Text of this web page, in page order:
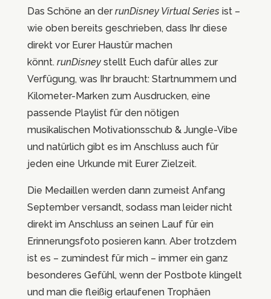
Das Schöne an derrunDisney Virtual Seriesist –
wie oben bereits geschrieben, dass Ihr diese
direkt vor Eurer Haustür machen
könnt. runDisneystellt Euch dafür alles zur
Verfügung, was Ihr braucht: Startnummern und
Kilometer-Marken zum Ausdrucken, eine
passende Playlist für den nötigen
musikalischen Motivationsschub & Jungle-Vibe
und natürlich gibt es im Anschluss auch für
jeden eine Urkunde mit Eurer Zielzeit.
Die Medaillen werden dann zumeist Anfang
September versandt, sodass man leider nicht
direkt im Anschluss an seinen Lauf für ein
Erinnerungsfoto posieren kann. Aber trotzdem
ist es – zumindest für mich – immer ein ganz
besonderes Gefühl, wenn der Postbote klingelt
und man die fleißig erlaufenen Trophäen